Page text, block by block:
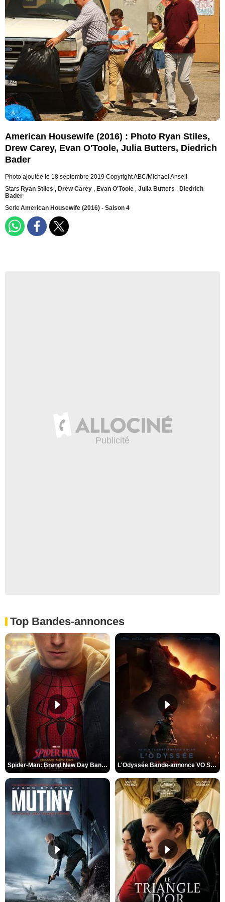
American Housewife (2016) : Photo Ryan Stiles,
Drew Carey, Evan O'Toole, Julia Butters, Diedrich
Bader
Photo ajoutée le 18 septembre 2019 Copyright ABC/Michael Ansell
Stars Ryan Stiles , Drew Carey , Evan O'Toole , Julia Butters , Diedrich
Bader
Serie American Housewife (2016) - Saison 4
Top Bandes-annonces
Spider-Man: Brand New Day Bande-annonce VO STFR L'Odyssée Bande-annonce VO STFR